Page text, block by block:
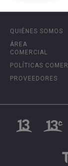
QUIÉNES SOMOS
ÁREA
COMERCIAL
POLÍTICAS
PROVEEDORES